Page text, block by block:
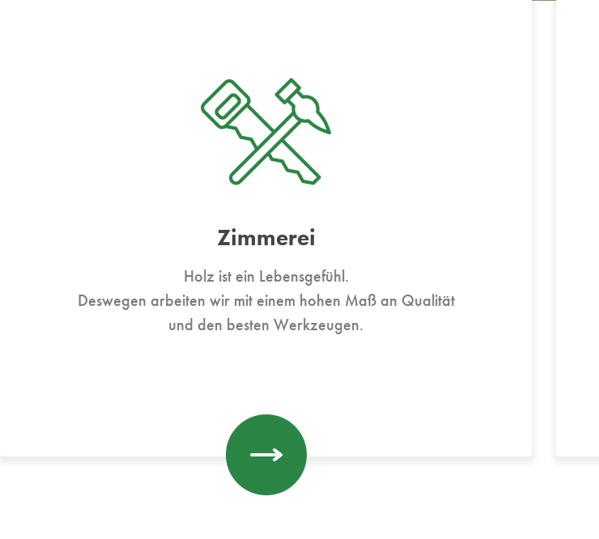
Zimmerei
Holz ist ein Lebensgefühl.
Deswegen arbeiten wir mit einem hohen Maß an Qualität
und den besten Werkzeugen.